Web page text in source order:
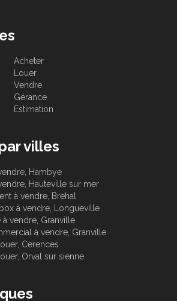
Acheter
Louer
Vendre
Gérance
Estimation
villes
Hambye
Hauteville sur mer
à vendre, Brehal
à vendre, Longueville
à vendre, Granville
à vendre, Granville
Cerences
Orval sur sienne